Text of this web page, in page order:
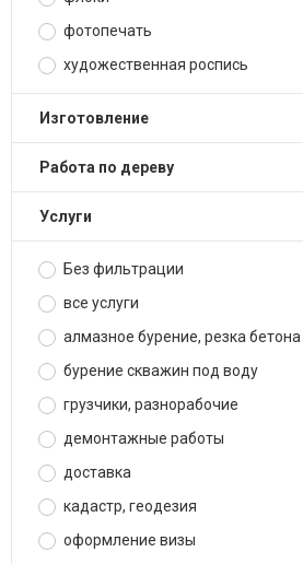
фотопечать
художественная роспись
изготовление
работа по дереву
услуги
Без фильтрации
все услуги
алмазное бурение, резка бетона
бурение скважин под воду
грузчики, разнорабочие
демонтажные работы
доставка
кадастр, геодезия
оформление визы